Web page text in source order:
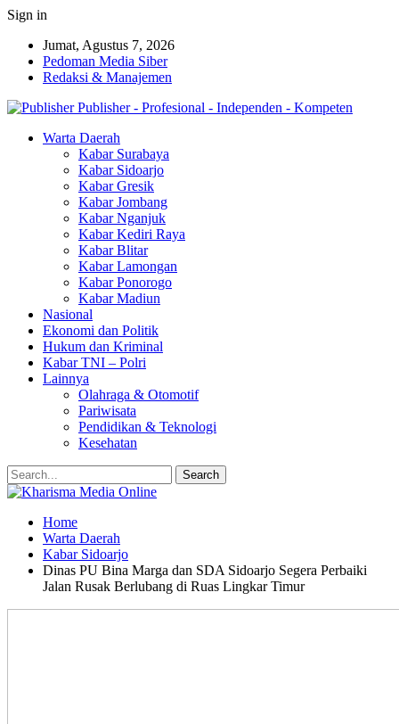
Sign in
Jumat, Agustus 7, 2026
Pedoman Media Siber
Redaksi & Manajemen
Publisher - Profesional - Independen - Kompeten
Warta Daerah
Kabar Surabaya
Kabar Sidoarjo
Kabar Gresik
Kabar Jombang
Kabar Nganjuk
Kabar Kediri Raya
Kabar Blitar
Kabar Lamongan
Kabar Ponorogo
Kabar Madiun
Nasional
Ekonomi dan Politik
Hukum dan Kriminal
Kabar TNI – Polri
Lainnya
Olahraga & Otomotif
Pariwisata
Pendidikan & Teknologi
Kesehatan
Home
Warta Daerah
Kabar Sidoarjo
Dinas PU Bina Marga dan SDA Sidoarjo Segera Perbaiki
Jalan Rusak Berlubang di Ruas Lingkar Timur